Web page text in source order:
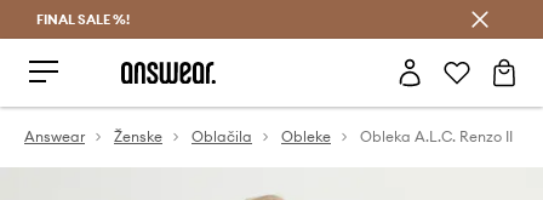
FINAL SALE %!
Answear Ženske Oblačila Obleke Obleka A.L.C. Renzo II